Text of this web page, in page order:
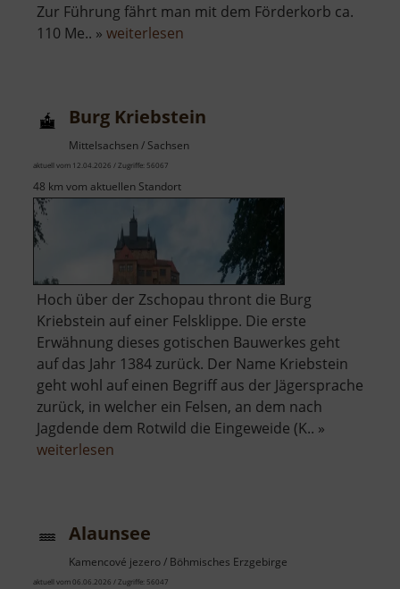
Zur Führung fährt man mit dem Förderkorb ca.
110 Me.. » weiterlesen
Burg Kriebstein
Mittelsachsen / Sachsen
aktuell vom 12.04.2026 / Zugriffe: 56067
48 km vom aktuellen Standort
Hoch über der Zschopau thront die Burg
Kriebstein auf einer Felsklippe. Die erste
Erwähnung dieses gotischen Bauwerkes geht
auf das Jahr 1384 zurück. Der Name Kriebstein
geht wohl auf einen Begriff aus der Jägersprache
zurück, in welcher ein Felsen, an dem nach
Jagdende dem Rotwild die Eingeweide (K.. »
weiterlesen
Alaunsee
Kamencové jezero / Böhmisches Erzgebirge
aktuell vom 06.06.2026 / Zugriffe: 56047